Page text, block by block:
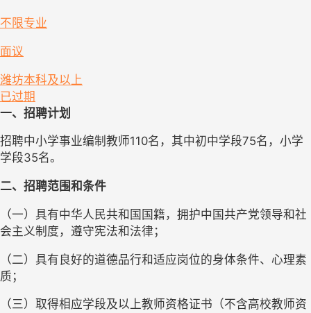
不限专业
面议
潍坊本科及以上
已过期
一、招聘计划
招聘中小学事业编制教师110名，其中初中学段75名，小学
学段35名。
二、招聘范围和条件
（一）具有中华人民共和国国籍，拥护中国共产党领导和社
会主义制度，遵守宪法和法律；
（二）具有良好的道德品行和适应岗位的身体条件、心理素
质；
（三）取得相应学段及以上教师资格证书（不含高校教师资